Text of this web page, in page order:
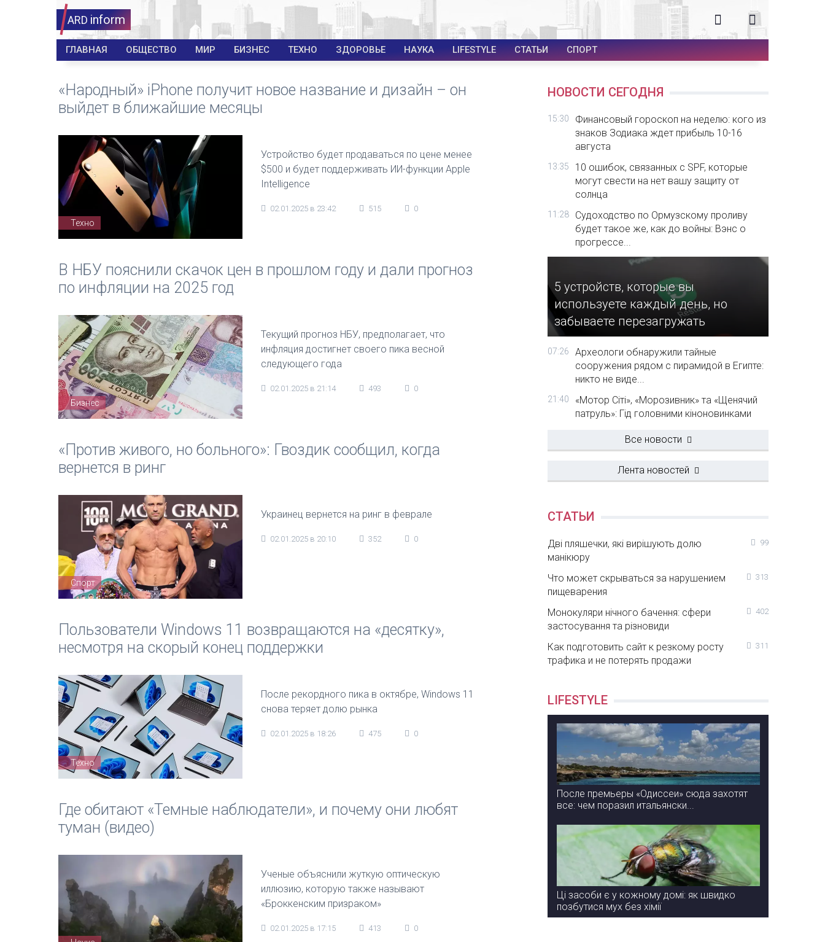
ARD inform
ГЛАВНАЯ ОБЩЕСТВО МИР БИЗНЕС ТЕХНО ЗДОРОВЬЕ НАУКА LIFESTYLE СТАТЬИ СПОРТ
«Народный» iPhone получит новое название и дизайн – он
выйдет в ближайшие месяцы
Техно
Устройство будет продаваться по цене менее
$500 и будет поддерживать ИИ-функции Apple
Intelligence
02.01.2025 в 23:42 515 0
В НБУ пояснили скачок цен в прошлом году и дали прогноз
по инфляции на 2025 год
Бизнес
Текущий прогноз НБУ, предполагает, что
инфляция достигнет своего пика весной
следующего года
02.01.2025 в 21:14 493 0
«Против живого, но больного»: Гвоздик сообщил, когда
вернется в ринг
Спорт
Украинец вернется на ринг в феврале
02.01.2025 в 20:10 352 0
Пользователи Windows 11 возвращаются на «десятку»,
несмотря на скорый конец поддержки
Техно
После рекордного пика в октябре, Windows 11
снова теряет долю рынка
02.01.2025 в 18:26 475 0
Где обитают «Темные наблюдатели», и почему они любят
туман (видео)
Ученые объяснили жуткую оптическую
иллюзию, которую также называют
«Броккенским призраком»
02.01.2025 в 17:15 413 0
НОВОСТИ СЕГОДНЯ
15:30
Финансовый гороскоп на неделю: кого из
знаков Зодиака ждет прибыль 10-16
августа
13:35
10 ошибок, связанных с SPF, которые
могут свести на нет вашу защиту от
солнца
11:28
Судоходство по Ормузскому проливу
будет такое же, как до войны: Вэнс о
прогрессе...
5 устройств, которые вы
используете каждый день, но
забываете перезагружать
07:26
Археологи обнаружили тайные
сооружения рядом с пирамидой в Египте:
никто не виде...
21:40
«Мотор Сіті», «Морозивник» та «Щенячий
патруль»: Гід головними кіноновинками
Все новости
Лента новостей
СТАТЬИ
Дві пляшечки, які вирішують долю
манікюру
99
Что может скрываться за нарушением
пищеварения
313
Монокуляри нічного бачення: сфери
застосування та різновиди
402
Как подготовить сайт к резкому росту
трафика и не потерять продажи
311
LIFESTYLE
После премьеры «Одиссеи» сюда захотят
все: чем поразил итальянски...
Ці засоби є у кожному домі: як швидко
позбутися мух без хімії